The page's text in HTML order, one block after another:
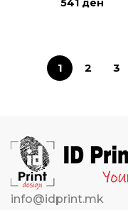
541 ден
1 2 3
info@idprint.mk